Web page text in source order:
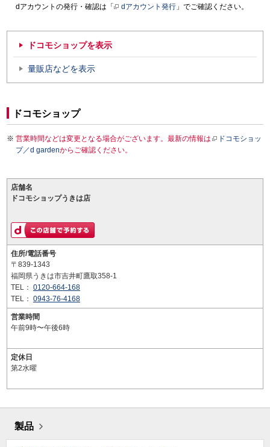
dアカウントの発行・確認は「
dアカウント発行 」でご確認ください。
ドコモショップを表示
量販店などを表示
ドコモショップ
営業時間などは変更となる場合がございます。最新の情報は
ドコモショッ
プ／d gardenからご確認ください。
店舗名
ドコモショップうきは店
住所/電話番号
〒839-1343
福岡県うきは市吉井町鷹取358-1
TEL： 0120-664-168
TEL： 0943-76-4168
営業時間
午前9時〜午後6時
定休日
第2水曜
製品